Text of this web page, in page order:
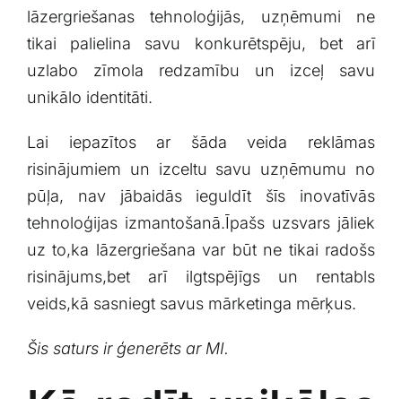
lāzergriešanas tehnoloģijās, uzņēmumi ne‌
tikai palielina savu ‍konkurētspēju, bet arī
uzlabo zīmola⁤ redzamību ‍un​ izceļ savu⁣
unikālo⁣ identitāti.
Lai⁤ iepazītos ‌ar ​šāda ⁤veida‍ reklāmas
risinājumiem ⁣un ‍izceltu⁢ savu uzņēmumu⁢ no
pūļa, nav jābaidās ieguldīt šīs inovatīvās
tehnoloģijas ‍izmantošanā.Īpašs uzsvars jāliek⁣
uz to,ka lāzergriešana ⁤var būt ⁤ne ⁤tikai radošs
risinājums,bet arī ilgtspējīgs ⁣un rentabls
veids,kā sasniegt savus mārketinga mērķus.
Šis saturs ir ģenerēts ar MI.